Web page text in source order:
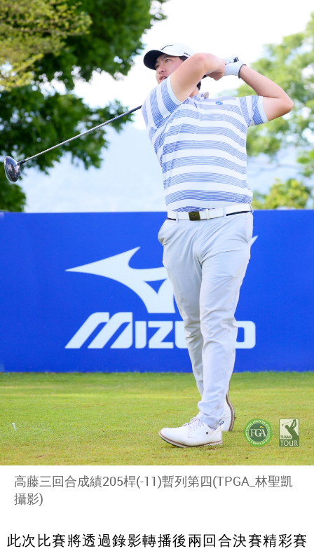
高藤三回合成績205桿(-11)暫列第四(TPGA_林聖凱
攝影)
此次比賽將透過錄影轉播後兩回合決賽精彩賽